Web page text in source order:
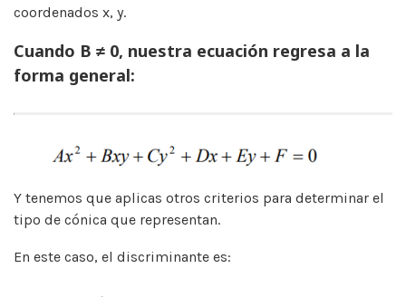
coordenados x, y.
Cuando B ≠ 0, nuestra ecuación regresa a la
forma general:
Y tenemos que aplicas otros criterios para determinar el
tipo de cónica que representan.
En este caso, el discriminante es: